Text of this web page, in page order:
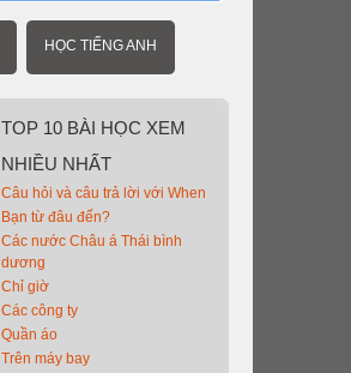
HỌC TIẾNG ANH
TOP 10 BÀI HỌC XEM
NHIỀU NHẤT
Câu hỏi và câu trả lời với When
Bạn từ đâu đến?
Các nước Châu á Thái bình
dương
Chỉ giờ
Các công ty
Quần áo
Trên máy bay